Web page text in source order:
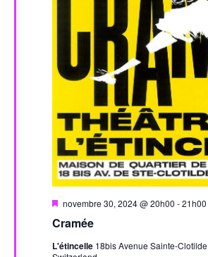
Cramée
Mis
avant
novembre 30, 2024 @ 20h00 -21h00
L'étincelle 18bis Avenue Sainte-